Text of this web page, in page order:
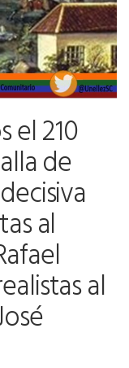
el 210
de
al
al